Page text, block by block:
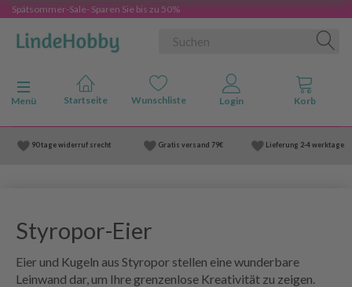
Spätsommer-Sale- Sparen Sie bis zu 50%
Anzeige ändern
Menü
90 tage widerruf srecht Gratis versand 79€ Lieferung 2-4 werktage
Styropor-Eier
Eier und Kugeln aus Styropor stellen eine wunderbare
Leinwand dar, um Ihre grenzenlose Kreativität zu zeigen.